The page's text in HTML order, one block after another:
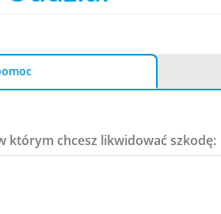
którym chcesz likwidować szkodę: